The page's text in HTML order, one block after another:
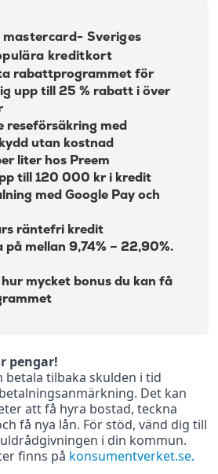
Sveriges
kreditkort
rabattprogrammet för
upp till 25 % rabatt i över
reseförsäkring med
utan kostnad
liter hos Preem
till 120 000 kr i kredit
med Google Pay och
räntefri kredit
mellan 9,74% – 22,90%.
mycket bonus du kan få
pengar!
betala tilbaka skulden i tid
Det kan
att få hyra bostad, teckna
få nya lån. För stöd, vänd dig till
i din kommun.
finns på konsumentverket.se.